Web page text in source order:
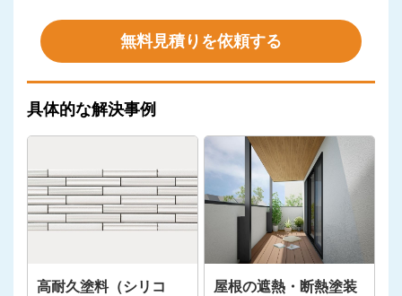
無料見積りを依頼する
具体的な解決事例
高耐久塗料（シリコ
屋根の遮熱・断熱塗装